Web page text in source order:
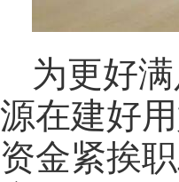
为更好
源在建好
资金紧挨